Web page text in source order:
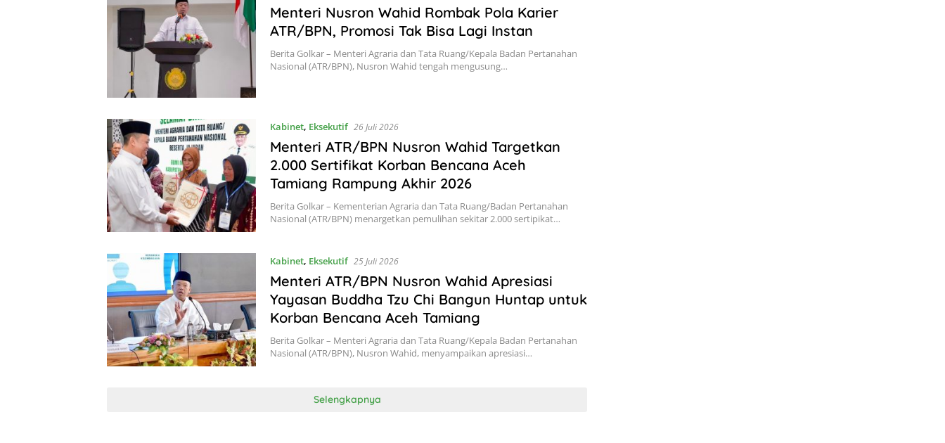
Menteri Nusron Wahid Rombak Pola Karier
ATR/BPN, Promosi Tak Bisa Lagi Instan
Berita Golkar – Menteri Agraria dan Tata Ruang/Kepala Badan Pertanahan
Nasional (ATR/BPN), Nusron Wahid tengah mengusung…
Kabinet, Eksekutif 26 Juli 2026
Menteri ATR/BPN Nusron Wahid Targetkan
2.000 Sertifikat Korban Bencana Aceh
Tamiang Rampung Akhir 2026
Berita Golkar – Kementerian Agraria dan Tata Ruang/Badan Pertanahan
Nasional (ATR/BPN) menargetkan pemulihan sekitar 2.000 sertipikat…
Kabinet, Eksekutif 25 Juli 2026
Menteri ATR/BPN Nusron Wahid Apresiasi
Yayasan Buddha Tzu Chi Bangun Huntap untuk
Korban Bencana Aceh Tamiang
Berita Golkar – Menteri Agraria dan Tata Ruang/Kepala Badan Pertanahan
Nasional (ATR/BPN), Nusron Wahid, menyampaikan apresiasi…
Selengkapnya